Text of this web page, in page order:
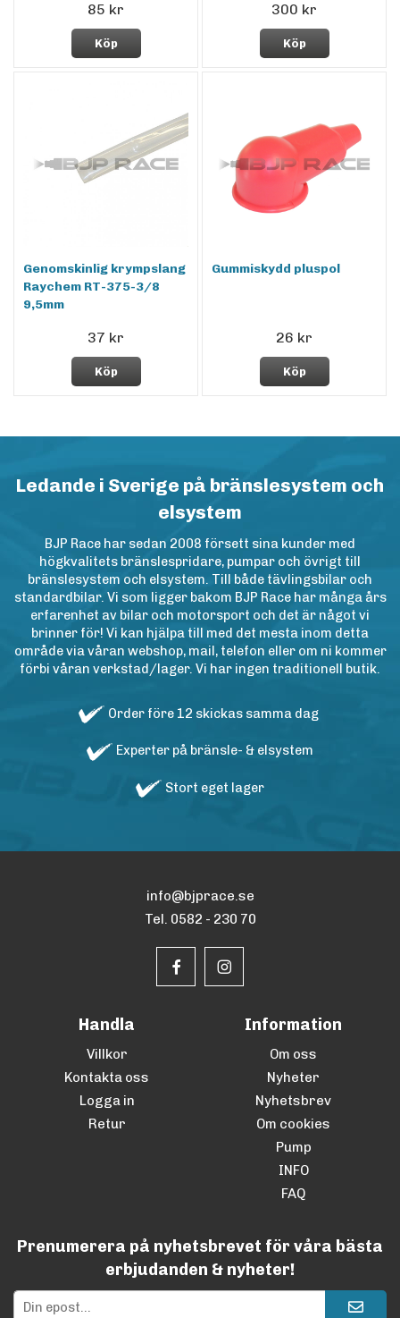
85 kr
Köp
300 kr
Köp
Genomskinlig krympslang
Raychem RT-375-3/8
9,5mm
37 kr
Köp
Gummiskydd pluspol
26 kr
Köp
Ledande i Sverige på bränslesystem och
elsystem
BJP Race har sedan 2008 försett sina kunder med
högkvalitets bränslespridare, pumpar och övrigt till
bränslesystem och elsystem. Till både tävlingsbilar och
standardbilar. Vi som ligger bakom BJP Race har många års
erfarenhet av bilar och motorsport och det är något vi
brinner för! Vi kan hjälpa till med det mesta inom detta
område via våran webshop, mail, telefon eller om ni kommer
förbi våran verkstad/lager. Vi har ingen traditionell butik.
Order före 12 skickas samma dag
Experter på bränsle- & elsystem
Stort eget lager
info@bjprace.se
Tel. 0582 - 230 70
Handla
Villkor
Kontakta oss
Logga in
Retur
Information
Om oss
Nyheter
Nyhetsbrev
Om cookies
Pump
INFO
FAQ
Prenumerera på nyhetsbrevet för våra bästa
erbjudanden & nyheter!